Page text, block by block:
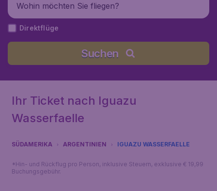
Wohin möchten Sie fliegen?
Direktflüge
Suchen
Ihr Ticket nach Iguazu
Wasserfaelle
SÜDAMERIKA ARGENTINIEN IGUAZU WASSERFAELLE
*Hin- und Rückflug pro Person, inklusive Steuern, exklusive € 19,99
Buchungsgebühr.